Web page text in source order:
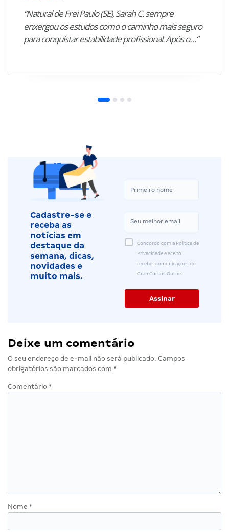
“Natural de Frei Paulo (SE), Sarah C. sempre
enxergou os estudos como o caminho mais seguro
para conquistar estabilidade profissional. Após o…”
Cadastre-se e
receba as
notícias em
destaque da
semana, dicas,
novidades e
muito mais.
Concordo com a Política de
Privacidade e aceito
receber comunicações do
Gran Cursos Online.
Deixe um comentário
O seu endereço de e-mail não será publicado. Campos
obrigatórios são marcados com *
Comentário *
Nome *